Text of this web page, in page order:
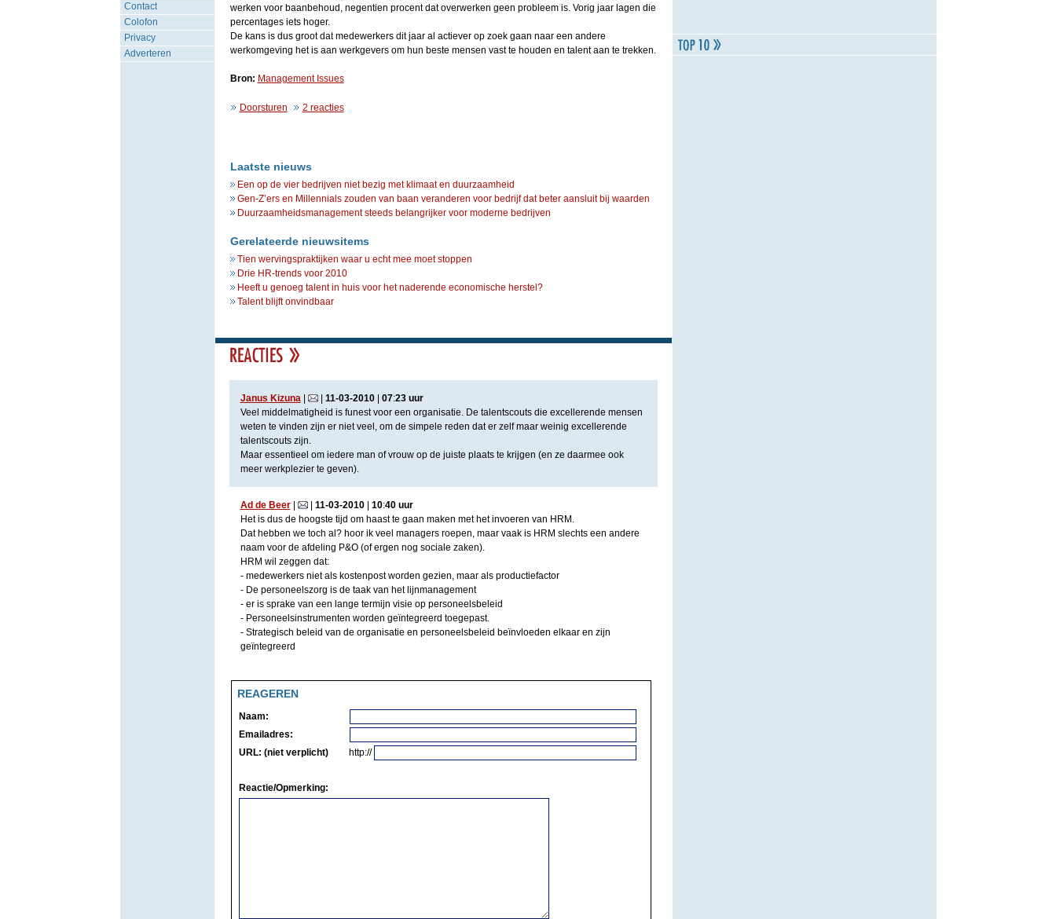
Contact
Colofon
Privacy
Adverteren
werken voor baanbehoud, negentien procent dat overwerken geen probleem is. Vorig jaar lagen die
percentages iets hoger.
De kans is dus groot dat medewerkers dit jaar al actiever op zoek gaan naar een andere
werkomgeving het is aan werkgevers om hun beste mensen vast te houden en talent aan te trekken.
Bron: Management Issues
Doorsturen 2 reacties
Laatste nieuws
Een op de vier bedrijven niet bezig met klimaat en duurzaamheid
Gen-Z’ers en Millennials zouden van baan veranderen voor bedrijf dat beter aansluit bij waarden
Duurzaamheidsmanagement steeds belangrijker voor moderne bedrijven
Gerelateerde nieuwsitems
Tien wervingspraktijken waar u echt mee moet stoppen
Drie HR-trends voor 2010
Heeft u genoeg talent in huis voor het naderende economische herstel?
Talent blijft onvindbaar
Janus Kizuna| | 11-03-2010| 07:23 uur
Veel middelmatigheid is funest voor een organisatie. De talentscouts die excellerende mensen
weten te vinden zijn er niet veel, om de simpele reden dat er zelf maar weinig excellerende
talentscouts zijn.
Maar essentieel om iedere man of vrouw op de juiste plaats te krijgen (en ze daarmee ook
meer werkplezier te geven).
Ad de Beer| | 11-03-2010| 10:40 uur
Het is dus de hoogste tijd om haast te gaan maken met het invoeren van HRM.
Dat hebben we toch al? hoor ik veel managers roepen, maar vaak is HRM slechts een andere
naam voor de afdeling P&O (of ergen nog sociale zaken).
HRM wil zeggen dat:
- medewerkers niet als kostenpost worden gezien, maar als productiefactor
- De personeelszorg is de taak van het lijnmanagement
- er is sprake van een lange termijn visie op personeelsbeleid
- Personeelsinstrumenten worden geïntegreerd toegepast.
- Strategisch beleid van de organisatie en personeelsbeleid beïnvloeden elkaar en zijn
geïntegreerd
REAGEREN
Naam:
Emailadres:
URL: (niet verplicht)
http://
Reactie/Opmerking: